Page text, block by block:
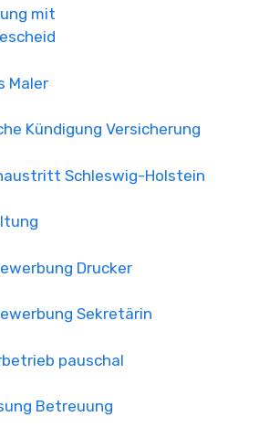
mit
Maler
Kündigung Versicherung
Schleswig-Holstein
Drucker
Sekretärin
pauschal
Betreuung